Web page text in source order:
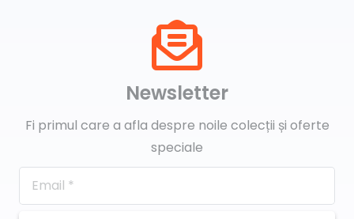
Newsletter
Fi primul care a afla despre noile colecții și oferte
speciale